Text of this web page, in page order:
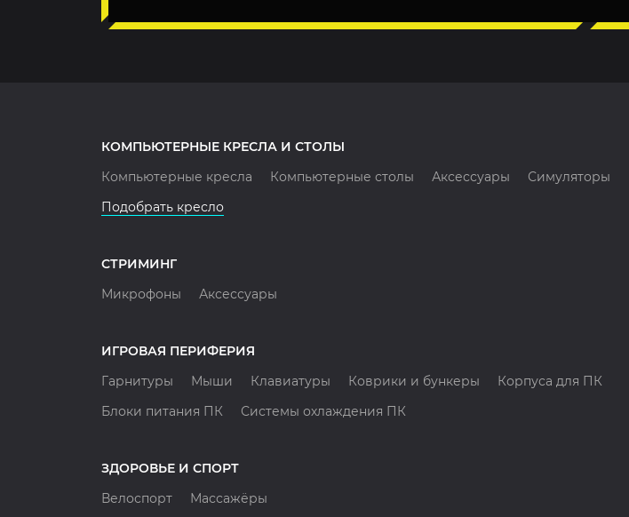
КОМПЬЮТЕРНЫЕ КРЕСЛА И СТОЛЫ
Компьютерные кресла
Компьютерные столы Аксессуары
Симуляторы
Подобрать кресло
СТРИМИНГ
Микрофоны
Аксессуары
ИГРОВАЯ ПЕРИФЕРИЯ
Гарнитуры
Мыши Клавиатуры Коврики и бункеры
Корпуса для ПК
Блоки питания ПК
Системы охлаждения ПК
ЗДОРОВЬЕ И СПОРТ
Велоспорт
Массажёры